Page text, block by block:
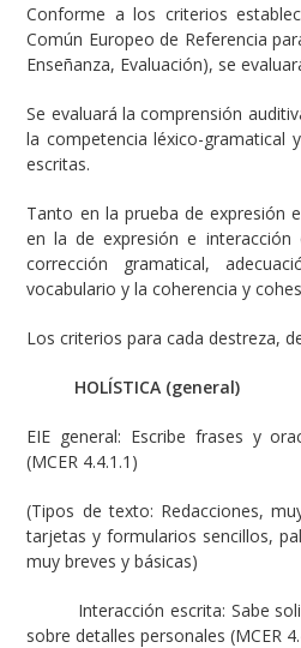
Conforme a los criterios
Común Europeo de Referencia
Enseñanza, Evaluación), se
Se evaluará la comprensión
la competencia léxico-gramatical
escritas.
Tanto en la prueba de expresión
en la de expresión e interacción
corrección gramatical,
vocabulario y la coherencia y
Los criterios para cada destreza,
HOLÍSTICA (general)
EIE general: Escribe frases y
(MCER 4.4.1.1)
(Tipos de texto: Redacciones,
tarjetas y formularios sencillos,
muy breves y básicas)
Interacción escrita: Sabe
sobre detalles personales (MCER